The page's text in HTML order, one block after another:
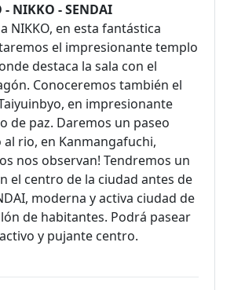
- NIKKO - SENDAI
NIKKO, en esta fantástica
el impresionante templo
destaca la sala con el
Conoceremos también el
en impresionante
de paz. Daremos un paseo
rio, en Kanmangafuchi,
nos observan! Tendremos un
el centro de la ciudad antes de
moderna y activa ciudad de
de habitantes. Podrá pasear
y pujante centro.